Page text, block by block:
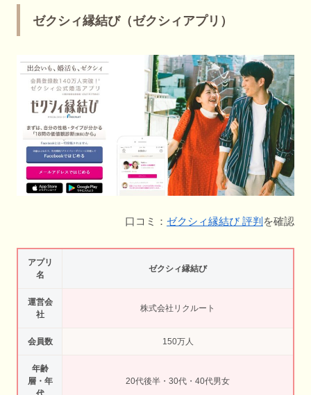
ゼクシィ縁結び（ゼクシィアプリ）
口コミ： ゼクシィ縁結び 評判 を確認
アプリ
名
ゼクシィ縁結び
運営会
社
株式会社リクルート
会員数 150万人
年齢
層・年
20代後半・30代・40代男女